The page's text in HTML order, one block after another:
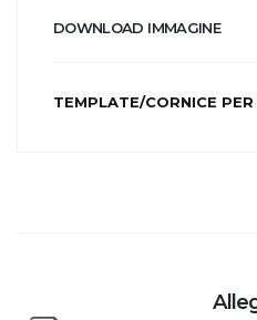
DOWNLOAD IMMAGINE
TEMPLATE/CORNICE